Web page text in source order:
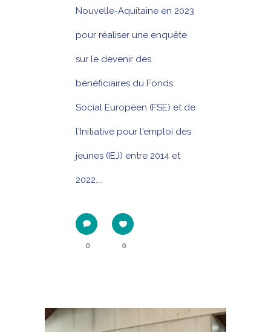
Nouvelle-Aquitaine en 2023
pour réaliser une enquête
sur le devenir des
bénéficiaires du Fonds
Social Européen (FSE) et de
l'Initiative pour l'emploi des
jeunes (IEJ) entre 2014 et
2022....
0 0